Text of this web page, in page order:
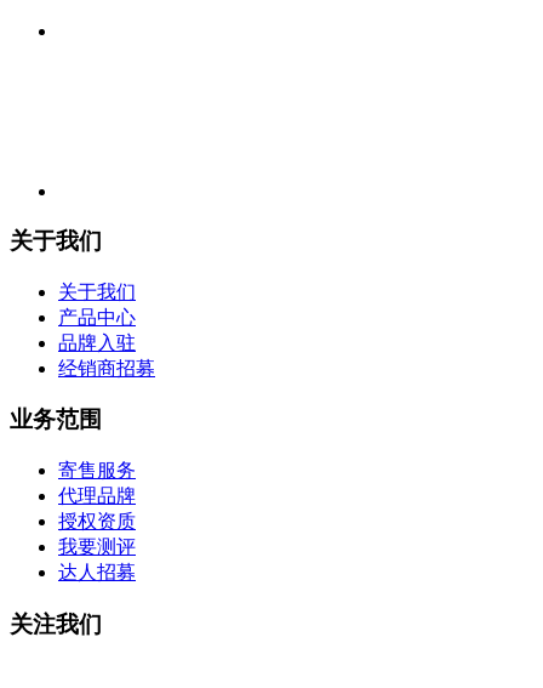
关于我们
关于我们
产品中心
品牌入驻
经销商招募
业务范围
寄售服务
代理品牌
授权资质
我要测评
达人招募
关注我们